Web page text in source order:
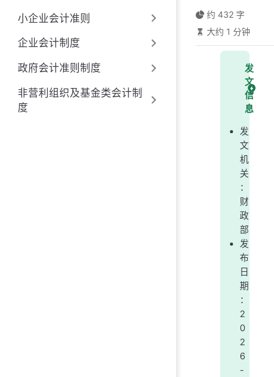
小企业会计准则
企业会计制度
政府会计准则制度
非营利组织及基金类会计制
度
约 432 字
大约 1 分钟
发
文
信
息
发
文
机
关
：
财
政
部
发
布
日
期
：
2
0
2
6
-